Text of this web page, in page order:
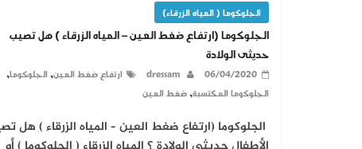
الجلوكوما ( المياه الزرقاء)
الجلوكوما (ارتفاع ضغط العين – المياه الزرقاء ) هل تصيب
حديثى الولادة
06/04/2020
dressam ارتفاع ضغط العين,الجلوكوما,
الجلوكوما المكتسبة,ضغط العين
الجلوكوما (ارتفاع ضغط العين – المياه الزرقاء ) هل